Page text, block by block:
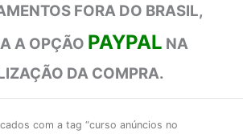
FORA DO BRASIL,
A OPÇÃO PAYPAL NA
DA COMPRA.
com a tag “curso anúncios no